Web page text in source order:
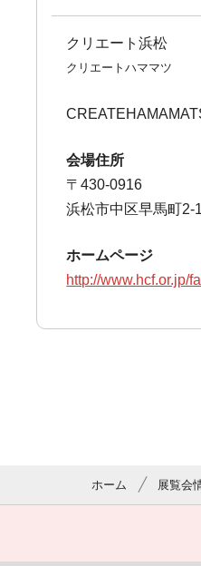
クリエート浜松
クリエートハママツ
会場住所
〒430-0916
浜松市中区早馬町2-1
ホームページ
http://www.hcf.or.jp/
ホーム 展覧会